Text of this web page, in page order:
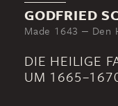
GODFRIED
Made 1643 ‒ Den
DIE HEILIGE
UM